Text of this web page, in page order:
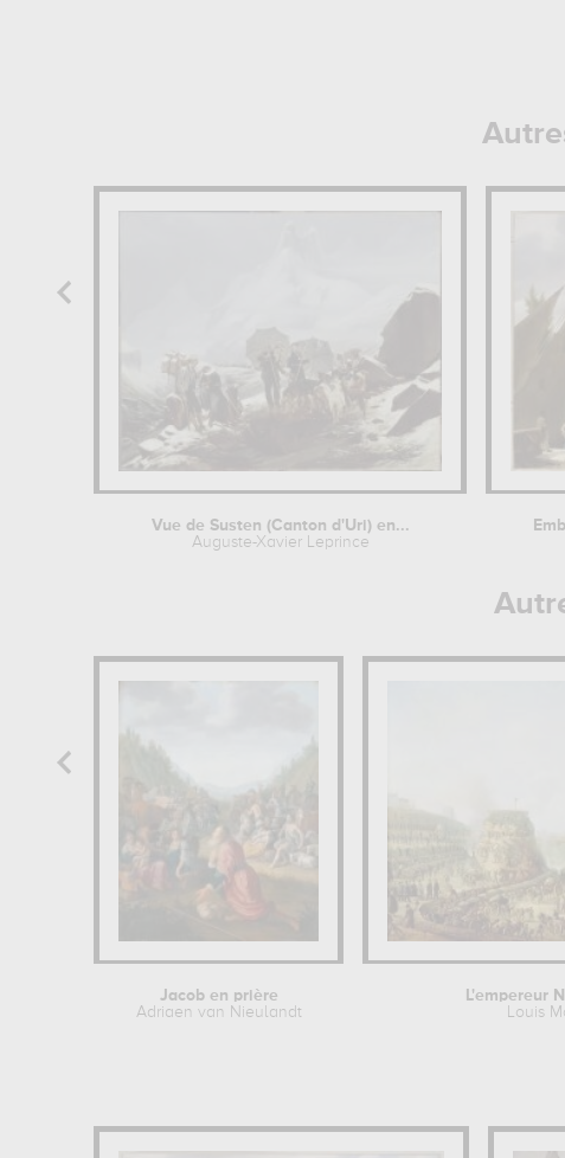
Vue de Susten (Canton d'Uri) en...
Auguste-Xavier Leprince
Jacob en prière
Adriaen van Nieulandt
L'empereur
Louis